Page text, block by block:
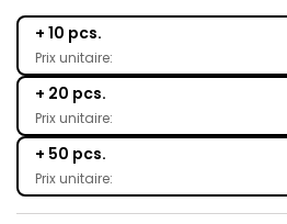
+ 10 pcs.
Prix unitaire:
+ 20 pcs.
Prix unitaire:
+ 50 pcs.
Prix unitaire: